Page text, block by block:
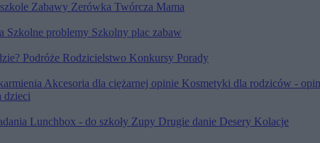
Zabawy Zerówka Twórcza Mama
Szkolne problemy Szkolny plac zabaw
Podróże Rodzicielstwo Konkursy Porady
Akcesoria dla ciężarnej opinie Kosmetyki dla rodziców -
dzieci
Lunchbox - do szkoły Zupy Drugie danie Desery Kolacje